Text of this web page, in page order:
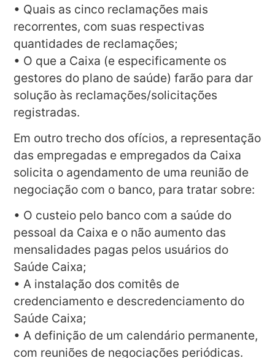
• Quais as cinco reclamações mais
recorrentes, com suas respectivas
quantidades de reclamações;
• O que a Caixa (e especificamente os
gestores do plano de saúde) farão para dar
solução às reclamações/solicitações
registradas.
Em outro trecho dos ofícios, a representação
das empregadas e empregados da Caixa
solicita o agendamento de uma reunião de
negociação com o banco, para tratar sobre:
• O custeio pelo banco com a saúde do
pessoal da Caixa e o não aumento das
mensalidades pagas pelos usuários do
Saúde Caixa;
• A instalação dos comitês de
credenciamento e descredenciamento do
Saúde Caixa;
• A definição de um calendário permanente,
com reuniões de negociações periódicas.